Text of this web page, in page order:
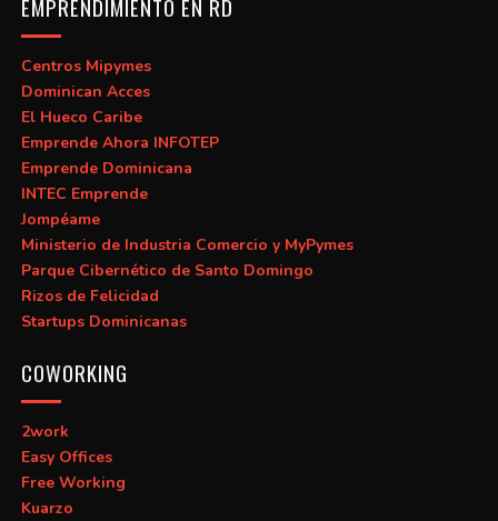
EMPRENDIMIENTO EN RD
Centros Mipymes
Dominican Acces
El Hueco Caribe
Emprende Ahora INFOTEP
Emprende Dominicana
INTEC Emprende
Jompéame
Ministerio de Industria Comercio y MyPymes
Parque Cibernético de Santo Domingo
Rizos de Felicidad
Startups Dominicanas
COWORKING
2work
Easy Offices
Free Working
Kuarzo